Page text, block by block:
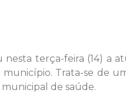
terça-feira (14) a
Trata-se de
de saúde.